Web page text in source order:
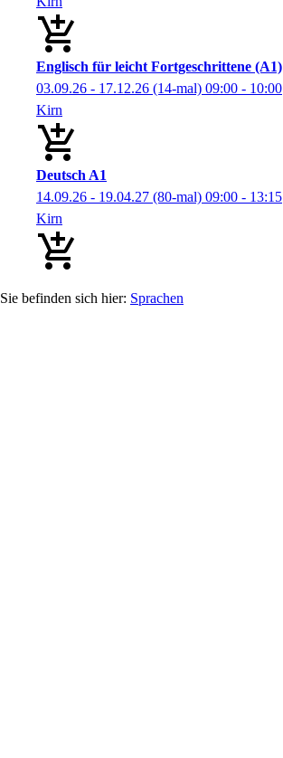
Englisch für leicht Fortgeschrittene (A1)
03.09.26 - 17.12.26 (14-mal) 09:00 - 10:00
Kirn
Deutsch A1
14.09.26 - 19.04.27 (80-mal) 09:00 - 13:15
Kirn
Sprachen